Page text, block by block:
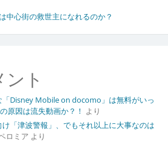
中心街の救世主になれるのか？
ト
「Disney Mobile on docomo」は無料がいっ
原因は流失動画か？！ より
「津波警報」、でもそれ以上に大事なのは
ロミア より